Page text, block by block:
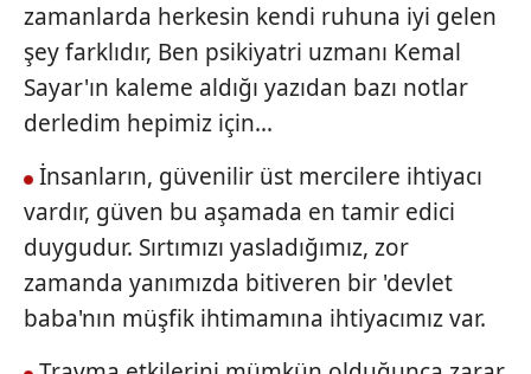
6698 sayılı Kişisel Verilerin Korunması Kanunu uyarınca
hazırlanmış Aydınlatma Metnimizi okumak ve sitemizde
ilgili mevzuata uygun olarak kullanılan çerezlerle ilgili bilgi
almak için lütfentıklayınız.
zamanlarda herkesin kendi ruhuna iyi gelen
şey farklıdır, Ben psikiyatri uzmanı Kemal
Sayar'ın kaleme aldığı yazıdan bazı notlar
derledim hepimiz için...
İnsanların, güvenilir üst mercilere ihtiyacı
vardır, güven bu aşamada en tamir edici
duygudur. Sırtımızı yasladığımız, zor
zamanda yanımızda bitiveren bir 'devlet
baba'nın müşfik ihtimamına ihtiyacımız var.